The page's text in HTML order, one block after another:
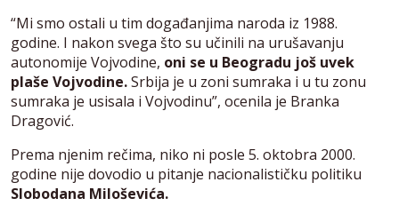
“Mi smo ostali u tim događanjima naroda iz 1988.
godine. I nakon svega što su učinili na urušavanju
autonomije Vojvodine, oni se u Beogradu još uvek
plaše Vojvodine.Srbija je u zoni sumraka i u tu zonu
sumraka je usisala i Vojvodinu”, ocenila je Branka
Dragović.
Prema njenim rečima, niko ni posle 5. oktobra 2000.
godine nije dovodio u pitanje nacionalističku politiku
Slobodana Miloševića.